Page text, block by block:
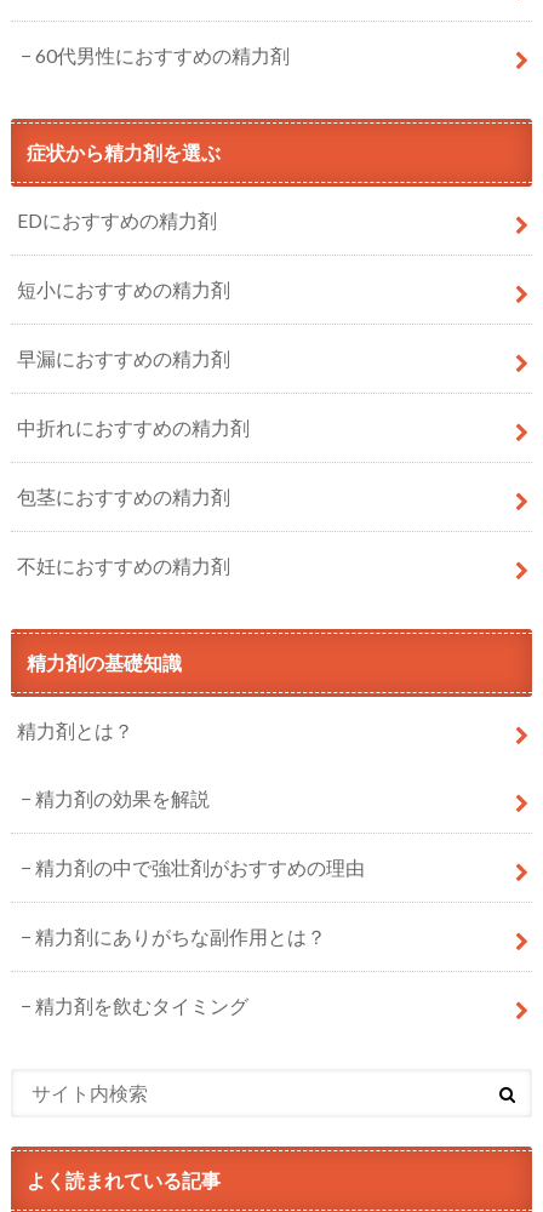
60代男性におすすめの精力剤
症状から精力剤を選ぶ
EDにおすすめの精力剤
短小におすすめの精力剤
早漏におすすめの精力剤
中折れにおすすめの精力剤
包茎におすすめの精力剤
不妊におすすめの精力剤
精力剤の基礎知識
精力剤とは？
精力剤の効果を解説
精力剤の中で強壮剤がおすすめの理由
精力剤にありがちな副作用とは？
精力剤を飲むタイミング
よく読まれている記事